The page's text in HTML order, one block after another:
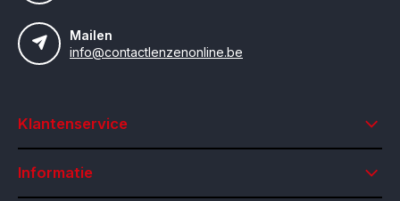
Mailen
info@contactlenzenonline.be
Klantenservice
Informatie